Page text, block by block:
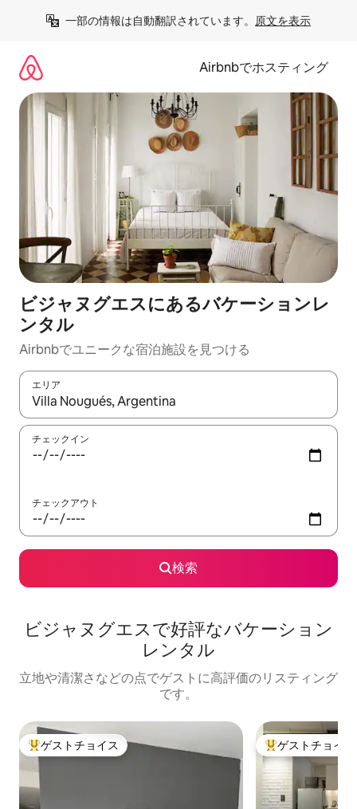
一部の情報は自動翻訳されています。 原文を表示
Airbnbでホスティング
ビジャヌグエスにあるバケーションレ
ンタル
Airbnbでユニークな宿泊施設を見つける
エリア
検索結果が表示されたら、上下の矢印キーを使って移動するか
チェックイン
チェックアウト
検索
ビジャヌグエスで好評なバケーション
レンタル
立地や清潔さなどの点でゲストに高評価のリスティング
です。
大好評のゲストチョイスです。
ゲストチョイス 大好評のゲスト
ゲストチョイス